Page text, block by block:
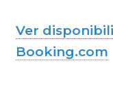
Ver
Booking.com